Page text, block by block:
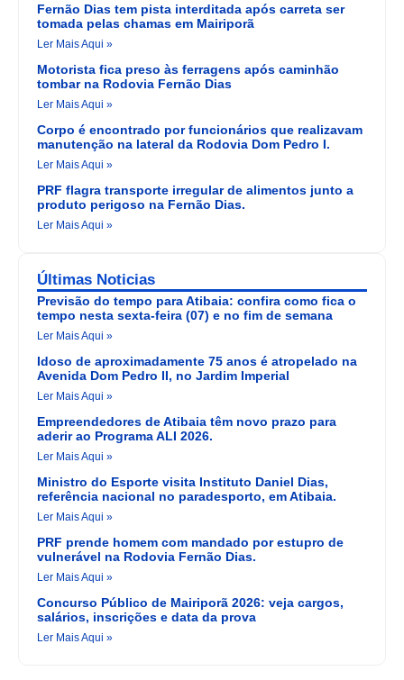
Fernão Dias tem pista interditada após carreta ser
tomada pelas chamas em Mairiporã
Ler Mais Aqui »
Motorista fica preso às ferragens após caminhão
tombar na Rodovia Fernão Dias
Ler Mais Aqui »
Corpo é encontrado por funcionários que realizavam
manutenção na lateral da Rodovia Dom Pedro I.
Ler Mais Aqui »
PRF flagra transporte irregular de alimentos junto a
produto perigoso na Fernão Dias.
Ler Mais Aqui »
Últimas Noticias
Previsão do tempo para Atibaia: confira como fica o
tempo nesta sexta-feira (07) e no fim de semana
Ler Mais Aqui »
Idoso de aproximadamente 75 anos é atropelado na
Avenida Dom Pedro II, no Jardim Imperial
Ler Mais Aqui »
Empreendedores de Atibaia têm novo prazo para
aderir ao Programa ALI 2026.
Ler Mais Aqui »
Ministro do Esporte visita Instituto Daniel Dias,
referência nacional no paradesporto, em Atibaia.
Ler Mais Aqui »
PRF prende homem com mandado por estupro de
vulnerável na Rodovia Fernão Dias.
Ler Mais Aqui »
Concurso Público de Mairiporã 2026: veja cargos,
salários, inscrições e data da prova
Ler Mais Aqui »